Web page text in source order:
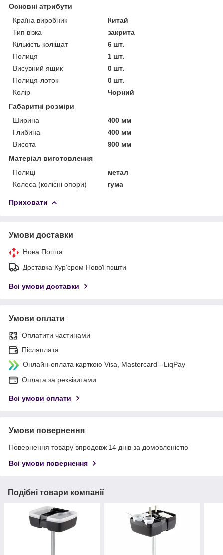
Основні атрибути
Країна виробник
Китай
Тип візка
закрита
Кількість коліщат
6 шт.
Полиця
1 шт.
Висувний ящик
0 шт.
Полиця-лоток
0 шт.
Колір
Чорний
Габаритні розміри
Ширина
400 мм
Глибина
400 мм
Висота
900 мм
Матеріал виготовлення
Полиці
метал
Колеса (колісні опори)
гума
Приховати
Умови доставки
Нова Пошта
Доставка Курʼєром Нової пошти
Всі умови доставки
Умови оплати
Оплатити частинами
Післяплата
Онлайн-оплата карткою Visa, Mastercard - LiqPay
Оплата за реквізитами
Всі умови оплати
Умови повернення
Повернення товару впродовж 14 днів за домовленістю
Всі умови повернення
Подібні товари компанії